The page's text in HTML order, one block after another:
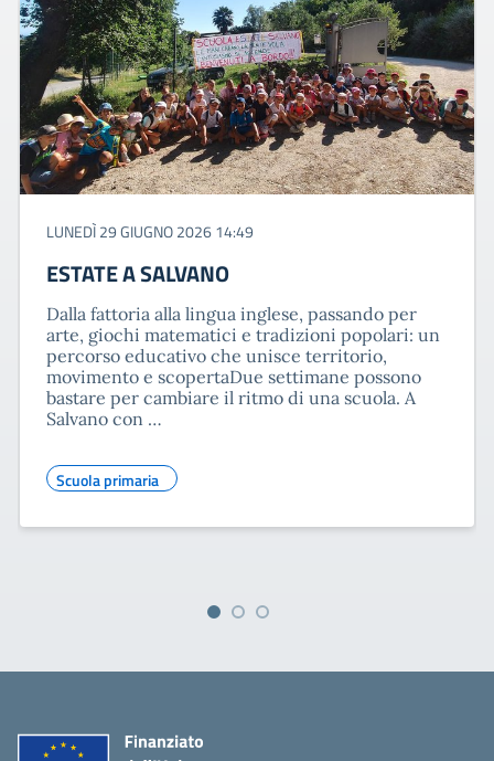
LUNEDÌ 29 GIUGNO 2026 14:49
ESTATE A SALVANO
Dalla fattoria alla lingua inglese, passando per
arte, giochi matematici e tradizioni popolari: un
percorso educativo che unisce territorio,
movimento e scopertaDue settimane possono
bastare per cambiare il ritmo di una scuola. A
Salvano con …
Scuola primaria